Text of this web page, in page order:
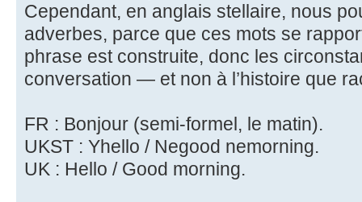
Cependant, en anglais stellaire, nous
adverbes, parce que ces mots se
phrase est construite, donc les
conversation — et non à l’histoire que
FR : Bonjour (semi-formel, le matin).
UKST : Yhello / Negood nemorning.
UK : Hello / Good morning.